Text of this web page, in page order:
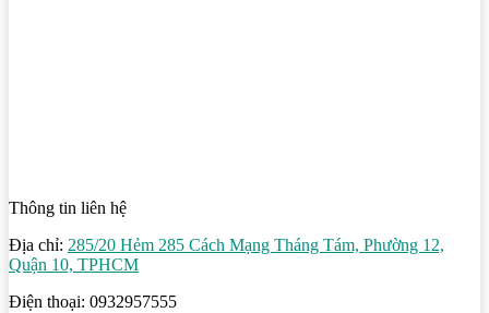
Thông tin liên hệ
Địa chỉ: 285/20 Hẻm 285 Cách Mạng Tháng Tám, Phường 12,
Quận 10, TPHCM
Điện thoại: 0932957555